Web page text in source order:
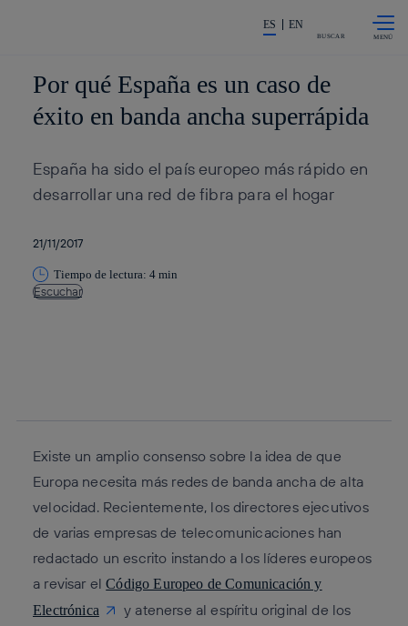
La acción en accionistas e
ES EN
BUSCAR
Por qué España es un caso de
éxito en banda ancha superrápida
España ha sido el país europeo más rápido en
desarrollar una red de fibra para el hogar
21/11/2017
Tiempo de lectura: 4 min
Escuchar
Existe un amplio consenso sobre la idea de que
Europa necesita más redes de banda ancha de alta
velocidad. Recientemente, los directores ejecutivos
de varias empresas de telecomunicaciones han
redactado un escrito instando a los líderes europeos
a revisar elCódigo Europeo de Comunicación y
Electrónica
y atenerse al espíritu original de los